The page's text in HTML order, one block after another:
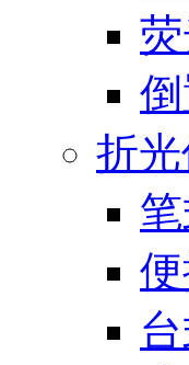
折光